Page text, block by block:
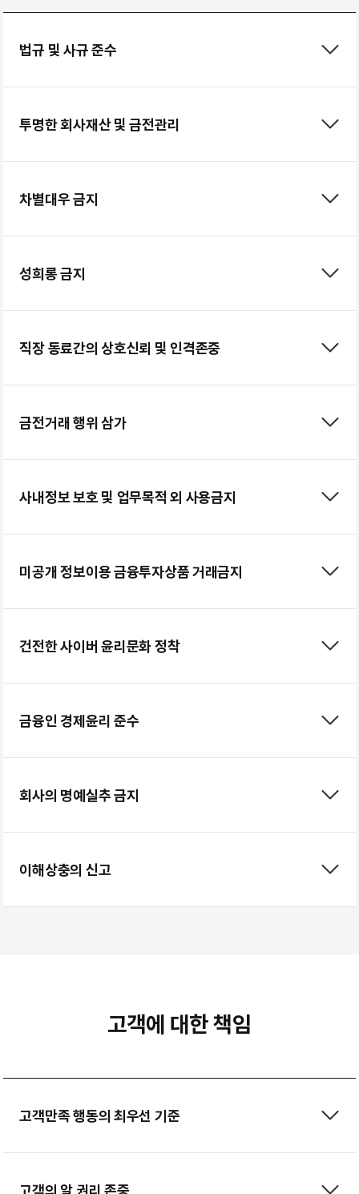
법규 및 사규 준수
투명한 회사재산 및 금전관리
차별대우 금지
성희롱 금지
직장 동료간의 상호신뢰 및 인격존중
금전거래 행위 삼가
사내정보 보호 및 업무목적 외 사용금지
미공개 정보이용 금융투자상품 거래금지
건전한 사이버 윤리문화 정착
금융인 경제윤리 준수
회사의 명예실추 금지
이해상충의 신고
고객에 대한 책임
고객만족 행동의 최우선 기준
고객의 알 권리 존중